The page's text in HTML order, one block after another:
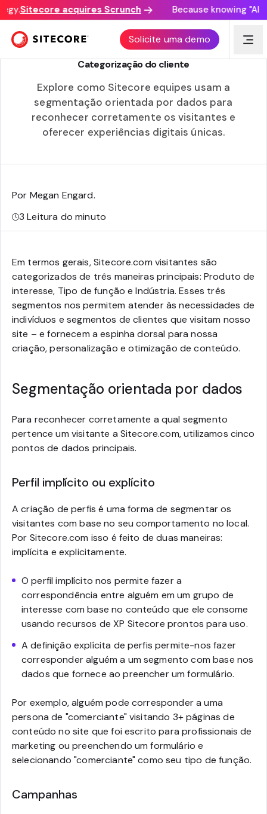
Sitecore acquires Scrunch Because knowing "AI
Solicite uma demo
DX: PROCESSO
Categorização do cliente
Explore como Sitecore equipes usam a
segmentação orientada por dados para
reconhecer corretamente os visitantes e
oferecer experiências digitais únicas.
Por Megan Engard.
3Leitura do minuto
Em termos gerais, Sitecore.com visitantes são
categorizados de três maneiras principais: Produto de
interesse, Tipo de função e Indústria. Esses três
segmentos nos permitem atender às necessidades de
indivíduos e segmentos de clientes que visitam nosso
site – e fornecem a espinha dorsal para nossa
criação, personalização e otimização de conteúdo.
Segmentação orientada por dados
Para reconhecer corretamente a qual segmento
pertence um visitante a Sitecore.com, utilizamos cinco
pontos de dados principais.
Perfil implícito ou explícito
A criação de perfis é uma forma de segmentar os
visitantes com base no seu comportamento no local.
Por Sitecore.com isso é feito de duas maneiras:
implícita e explicitamente.
O perfil implícito nos permite fazer a
correspondência entre alguém em um grupo de
interesse com base no conteúdo que ele consome
usando recursos de XP Sitecore prontos para uso.
A definição explícita de perfis permite-nos fazer
corresponder alguém a um segmento com base nos
dados que fornece ao preencher um formulário.
Por exemplo, alguém pode corresponder a uma
persona de "comerciante" visitando 3+ páginas de
conteúdo no site que foi escrito para profissionais de
marketing ou preenchendo um formulário e
selecionando "comerciante" como seu tipo de função.
Campanhas